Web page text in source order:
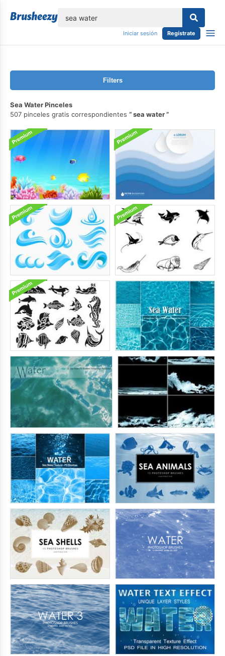
Iniciar sesión Regístrate
Filters
Sea Water Pinceles
507 pinceles gratis correspondientes
sea water